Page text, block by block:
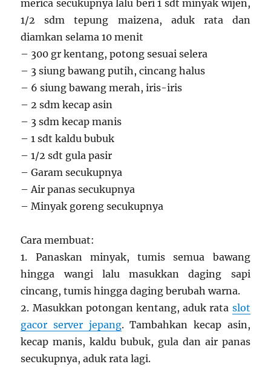
merica secukupnya lalu beri 1 sdt minyak wijen,
1/2 sdm tepung maizena, aduk rata dan
diamkan selama 10 menit
– 300 gr kentang, potong sesuai selera
– 3 siung bawang putih, cincang halus
– 6 siung bawang merah, iris-iris
– 2 sdm kecap asin
– 3 sdm kecap manis
– 1 sdt kaldu bubuk
– 1/2 sdt gula pasir
– Garam secukupnya
– Air panas secukupnya
– Minyak goreng secukupnya
Cara membuat:
1. Panaskan minyak, tumis semua bawang
hingga wangi lalu masukkan daging sapi
cincang, tumis hingga daging berubah warna.
2. Masukkan potongan kentang, aduk rata slot
gacor server jepang. Tambahkan kecap asin,
kecap manis, kaldu bubuk, gula dan air panas
secukupnya, aduk rata lagi.